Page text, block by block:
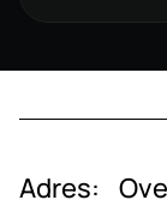
Adres: